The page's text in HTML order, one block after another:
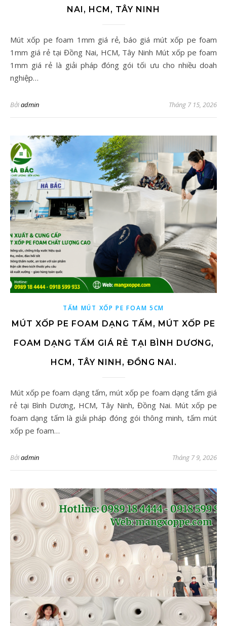
NAI, HCM, TÂY NINH
Mút xốp pe foam 1mm giá rẻ, báo giá mút xốp pe foam
1mm giá rẻ tại Đồng Nai, HCM, Tây Ninh Mút xốp pe foam
1mm giá rẻ là giải pháp đóng gói tối ưu cho nhiều doah
nghiệp…
Bởiadmin Tháng 7 15, 2026
TẤM MÚT XỐP PE FOAM 5CM
MÚT XỐP PE FOAM DẠNG TẤM, MÚT XỐP PE
FOAM DẠNG TẤM GIÁ RẺ TẠI BÌNH DƯƠNG,
HCM, TÂY NINH, ĐỒNG NAI.
Mút xốp pe foam dạng tấm, mút xốp pe foam dạng tấm giá
rẻ tại Bình Dương, HCM, Tây Ninh, Đồng Nai. Mút xốp pe
foam dạng tấm là giải pháp đóng gói thông minh, tấm mút
xốp pe foam…
Bởiadmin Tháng 7 9, 2026